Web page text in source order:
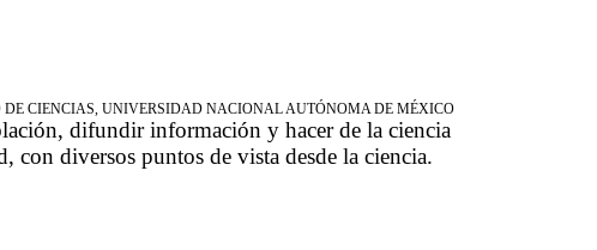
DE CIENCIAS, UNIVERSIDAD NACIONAL AUTÓNOMA DE MÉXICO
difundir información y hacer de la ciencia
con diversos puntos de vista desde la ciencia.